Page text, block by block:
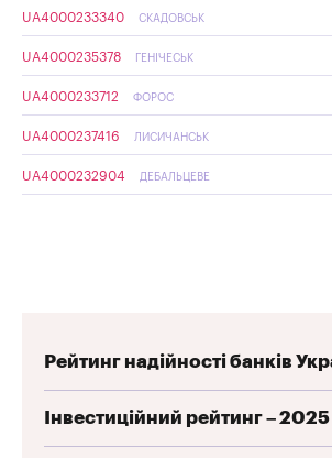
UA4000233340 СКАДОВСЬК
UA4000235378 ГЕНІЧЕСЬК
UA4000233712 ФОРОС
UA4000237416 ЛИСИЧАНСЬК
UA4000232904 ДЕБАЛЬЦЕВЕ
Рейтинг надійності банків
Інвестиційний рейтинг – 2025